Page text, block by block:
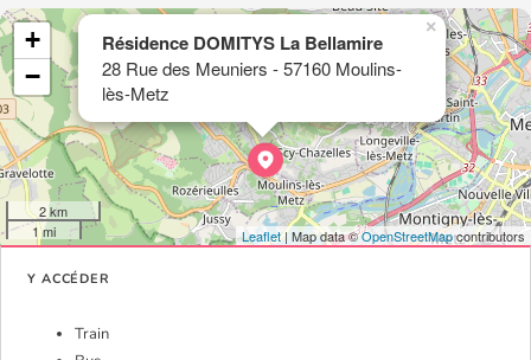
Résidence DOMITYS La Bellamire
28 Rue des Meuniers - 57160 Moulins-
lès-Metz
×
+
−
2 km
1 mi
Leaflet| Map data ©OpenStreetMapcontributors
Y ACCÉDER
Train